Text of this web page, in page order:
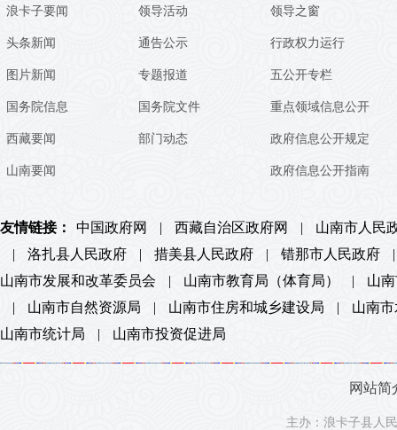
浪卡子要闻
头条新闻
图片新闻
国务院信息
西藏要闻
山南要闻
领导活动
通告公示
专题报道
国务院文件
部门动态
领导之窗
行政权力运行
五公开专栏
重点领域信息公开
政府信息公开规定
政府信息公开指南
友情链接： 中国政府网 | 西藏自治区政府网 |
山南市人民
|
洛扎县人民政府 | 措美县人民政府 | 错那市人民政府
|
山南市发展和改革委员会
| 山南市教育局（体育局） |
山
|
山南市自然资源局 | 山南市住房和城乡建设局 |
山南
山南市统计局
| 山南市投资促进局
网站简
主办：浪卡子县人